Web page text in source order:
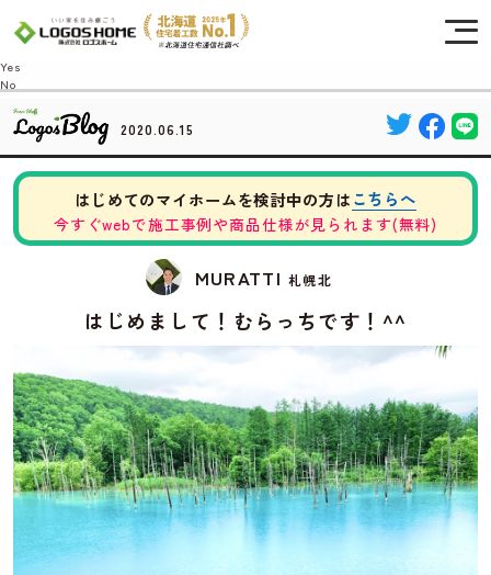
2020.06.15
はじめてのマイホームを検討中の方はこちらへ
今すぐwebで施工事例や商品仕様が見られます(無料)
MURATTI 札幌北
はじめまして！むらっちです！^^
Cookie を使用して、お客様の活動を追跡してもよろしいですか? 当社ではお客様の
プライバシーを極めて重視しています。詳細について、およびご質問がある場合
は、当社のプライバシーポリシーをご覧ください。
Yes
No